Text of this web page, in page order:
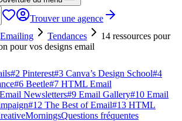
Trouver une agence
Emailing Tendances
14 ressources pour
pour vos designs email
#2 Pinterest#3 Canva’s Design School#4
#6 Beetle#7 HTML Email
Newsletters#9 Email Gallery#10 Email
#12 The Best of Email#13 HTML
Questions fréquentes